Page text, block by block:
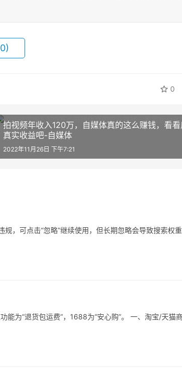
0
拍视频年收入120万，自媒体真的这么赚钱，看
真实收益吧-自媒体
2022年11月26日 下午7:21
，可点击“忽略”继续使用，但长期忽略会导致搜索权重
为“退货包运费”，1688为“安心购”。 一、淘宝/天猫